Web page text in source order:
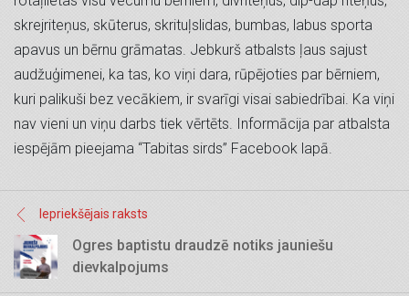
skrejriteņus, skūterus, skrituļslidas, bumbas, labus sporta
apavus un bērnu grāmatas. Jebkurš atbalsts ļaus sajust
audžuģimenei, ka tas, ko viņi dara, rūpējoties par bērniem,
kuri palikuši bez vecākiem, ir svarīgi visai sabiedrībai. Ka viņi
nav vieni un viņu darbs tiek vērtēts. Informācija par atbalsta
iespējām pieejama “Tabitas sirds” Facebook lapā.
Iepriekšējais raksts
Ogres baptistu draudzē notiks jauniešu
dievkalpojums